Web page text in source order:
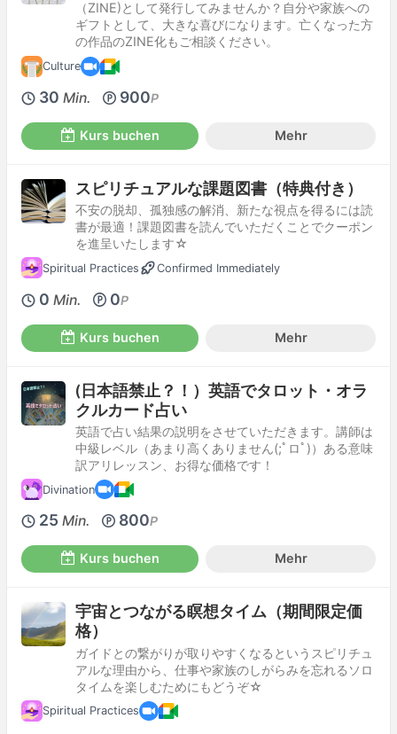
（ZINE)として発行してみませんか？自分や家族への
ギフトとして、大きな喜びになります。亡くなった方
の作品のZINE化もご相談ください。
Culture
30 Min. 900P
Kurs buchen Mehr
スピリチュアルな課題図書（特典付き）
不安の脱却、孤独感の解消、新たな視点を得るには読
書が最適！課題図書を読んでいただくことでクーポン
を進呈いたします☆
Spiritual Practices Confirmed Immediately
0 Min. 0P
Kurs buchen Mehr
(日本語禁止？！）英語でタロット・オラ
クルカード占い
英語で占い結果の説明をさせていただきます。講師は
中級レベル（あまり高くありません(;ﾟロﾟ)）ある意味
訳アリレッスン、お得な価格です！
Divination
25 Min. 800P
Kurs buchen Mehr
宇宙とつながる瞑想タイム（期間限定価
格）
ガイドとの繋がりが取りやすくなるというスピリチュ
アルな理由から、仕事や家族のしがらみを忘れるソロ
タイムを楽しむためにもどうぞ☆
Spiritual Practices